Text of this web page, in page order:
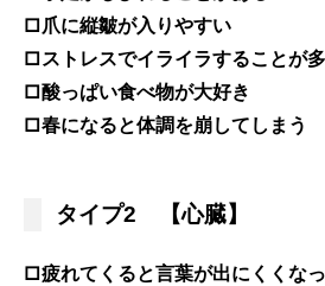
□爪に縦皺が入りやすい
□ストレスでイライラすることが
□酸っぱい食べ物が大好き
□春になると体調を崩してしまう
タイプ2 【心臓】
□疲れてくると言葉が出にくくな